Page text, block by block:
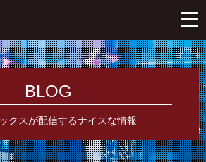
BLOG
クスが配信するナイスな情報